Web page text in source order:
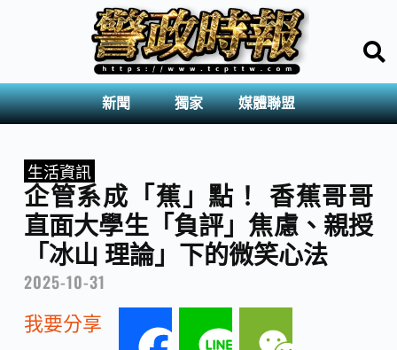
新聞 獨家 媒體聯盟
生活資訊
企管系成「蕉」點！ 香蕉哥哥
直面大學生「負評」焦慮、親授
「冰山 理論」下的微笑心法
2025-10-31
我要分享 F L